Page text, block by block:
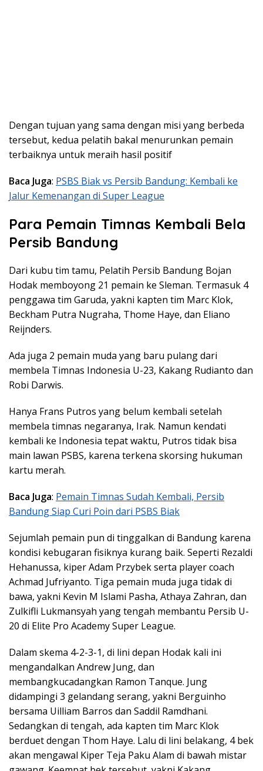
Dengan tujuan yang sama dengan misi yang berbeda
tersebut, kedua pelatih bakal menurunkan pemain
terbaiknya untuk meraih hasil positif
Baca Juga: PSBS Biak vs Persib Bandung: Kembali ke
Jalur Kemenangan di Super League
Para Pemain Timnas Kembali Bela
Persib Bandung
Dari kubu tim tamu, Pelatih Persib Bandung Bojan
Hodak memboyong 21 pemain ke Sleman. Termasuk 4
penggawa tim Garuda, yakni kapten tim Marc Klok,
Beckham Putra Nugraha, Thome Haye, dan Eliano
Reijnders.
Ada juga 2 pemain muda yang baru pulang dari
membela Timnas Indonesia U-23, Kakang Rudianto dan
Robi Darwis.
Hanya Frans Putros yang belum kembali setelah
membela timnas negaranya, Irak. Namun kendati
kembali ke Indonesia tepat waktu, Putros tidak bisa
main lawan PSBS, karena terkena skorsing hukuman
kartu merah.
Baca Juga: Pemain Timnas Sudah Kembali, Persib
Bandung Siap Curi Poin dari PSBS Biak
Sejumlah pemain pun di tinggalkan di Bandung karena
kondisi kebugaran fisiknya kurang baik. Seperti Rezaldi
Hehanussa, kiper Adam Przybek serta player coach
Achmad Jufriyanto. Tiga pemain muda juga tidak di
bawa, yakni Kevin M Islami Pasha, Athaya Zahran, dan
Zulkifli Lukmansyah yang tengah membantu Persib U-
20 di Elite Pro Academy Super League.
Dalam skema 4-2-3-1, di lini depan Hodak kali ini
mengandalkan Andrew Jung, dan
membangkucadangkan Ramon Tanque. Jung
didampingi 3 gelandang serang, yakni Berguinho
bersama Uilliam Barros dan Saddil Ramdhani.
Sedangkan di tengah, ada kapten tim Marc Klok
berduet dengan Thom Haye. Lalu di lini belakang, 4 bek
akan mengawal Kiper Teja Paku Alam di bawah mistar